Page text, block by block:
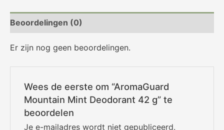
Beoordelingen (0)
Er zijn nog geen beoordelingen.
Wees de eerste om “AromaGuard
Mountain Mint Deodorant 42 g” te
beoordelen
Je e-mailadres wordt niet gepubliceerd.